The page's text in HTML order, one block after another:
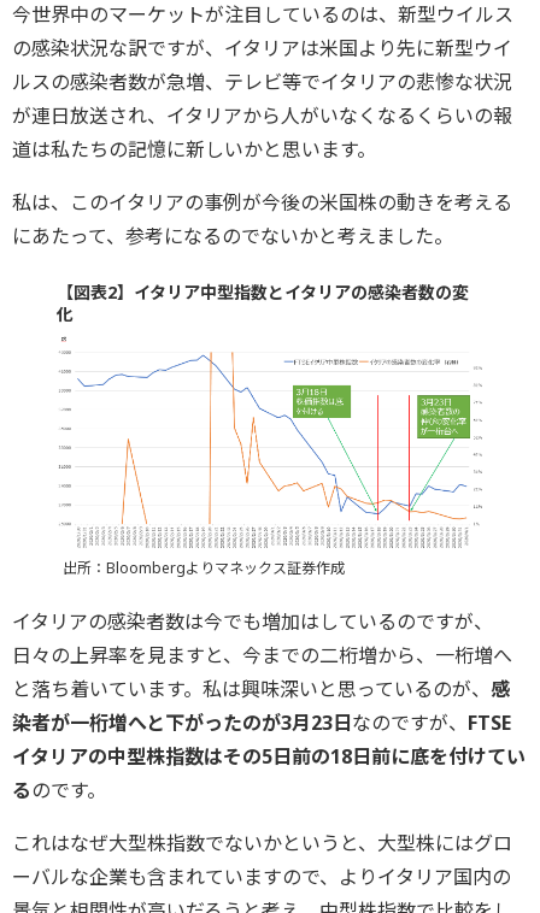
今世界中のマーケットが注目しているのは、新型ウイルス
の感染状況な訳ですが、イタリアは米国より先に新型ウイ
ルスの感染者数が急増、テレビ等でイタリアの悲惨な状況
が連日放送され、イタリアから人がいなくなるくらいの報
道は私たちの記憶に新しいかと思います。
私は、このイタリアの事例が今後の米国株の動きを考える
にあたって、参考になるのでないかと考えました。
【図表2】イタリア中型指数とイタリアの感染者数の変
化
出所：Bloombergよりマネックス証券作成
イタリアの感染者数は今でも増加はしているのですが、
日々の上昇率を見ますと、今までの二桁増から、一桁増へ
と落ち着いています。私は興味深いと思っているのが、 感
染者が一桁増へと下がったのが3月23日なのですが、 FTSE
イタリアの中型株指数はその5日前の18日前に底を付けてい
るのです。
これはなぜ大型株指数でないかというと、大型株にはグロ
ーバルな企業も含まれていますので、よりイタリア国内の